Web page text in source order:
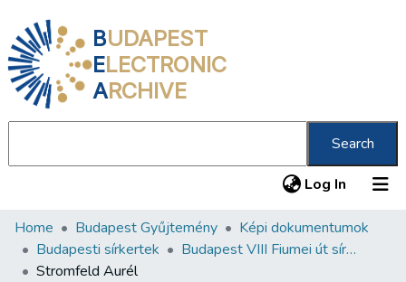
BUDAPEST
ELECTRONIC
ARCHIVE
Search
Log In (current)
Communities & Collections
All of DSpace
Home Budapest Gyűjtemény
Képi dokumentumok
Budapesti sírkertek
Budapest VIII Fiumei út sírkert 4. rész
Stromfeld Aurél